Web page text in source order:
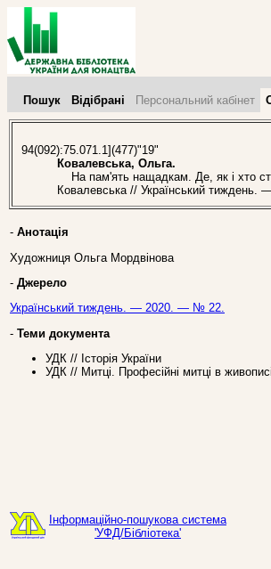
Пошук Відібрані Персональний кабінет
94(092):75.071.1](477)"19"
Ковалевська, Ольга.
На пам'ять нащадкам. Де, як і хто
Ковалевська // Український
- Анотація
Художниця Ольга Мордвінова
- Джерело
Український тиждень. — 2020. — № 22.
- Теми документа
УДК // Історія України
УДК // Митці. Професійні митці в живописі
Інформаційно-пошукова система
'УФД/Бібліотека'